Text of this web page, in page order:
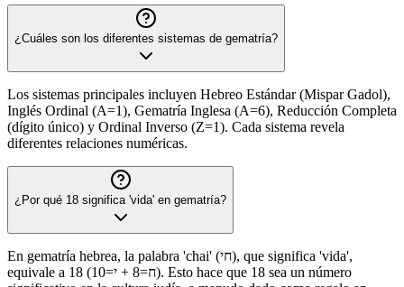
¿Cuáles son los diferentes sistemas de gematría?
Los sistemas principales incluyen Hebreo Estándar (Mispar Gadol),
Inglés Ordinal (A=1), Gematría Inglesa (A=6), Reducción Completa
(dígito único) y Ordinal Inverso (Z=1). Cada sistema revela
diferentes relaciones numéricas.
¿Por qué 18 significa 'vida' en gematría?
En gematría hebrea, la palabra 'chai' (חי), que significa 'vida',
equivale a 18 (ח=8 + י=10). Esto hace que 18 sea un número